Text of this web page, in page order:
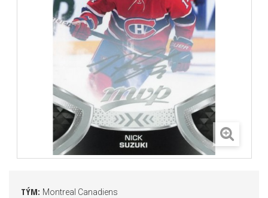
TÝM: Montreal Canadiens